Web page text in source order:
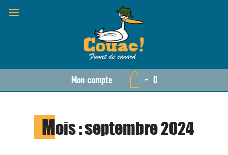
Mon compte - 0
Mois :septembre 2024